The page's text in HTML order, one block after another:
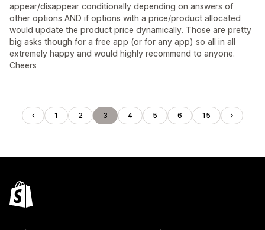
appear/disappear conditionally depending on answers of
other options AND if options with a price/product allocated
would update the product price dynamically. Those are pretty
big asks though for a free app (or for any app) so all in all
extremely happy and would highly recommend to anyone.
Cheers
1 2 3 4 5 6 15